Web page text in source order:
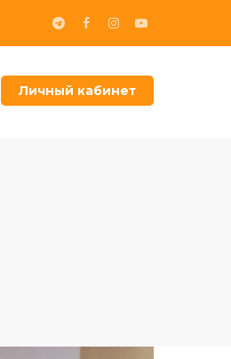
Личный кабинет